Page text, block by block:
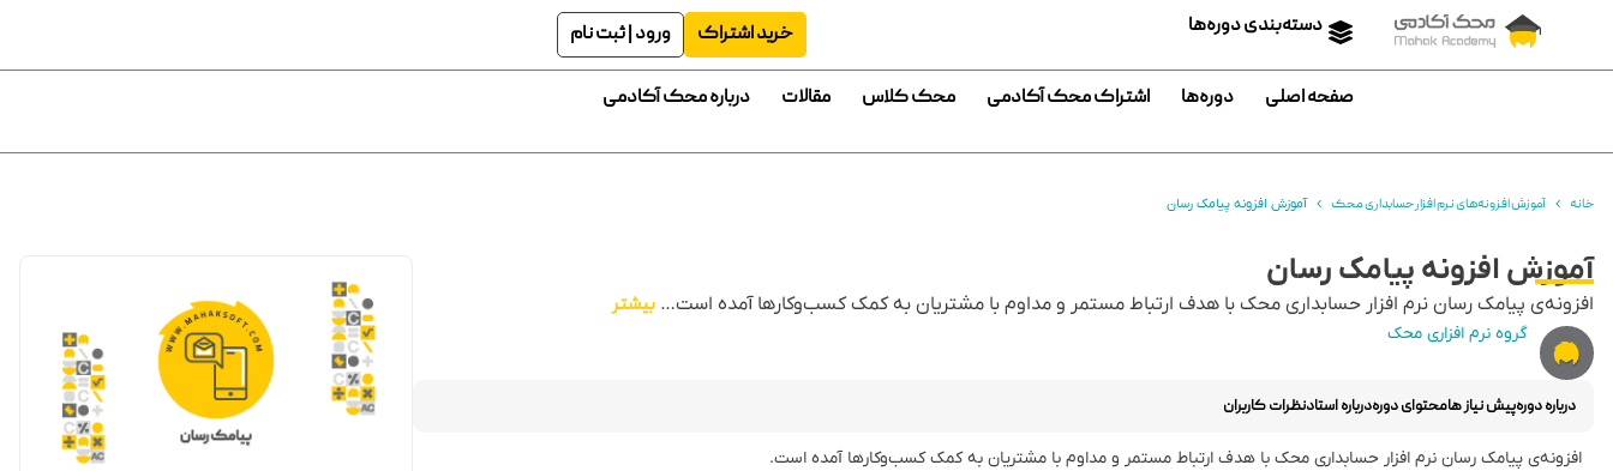
دسته‌بندی دوره‌ها خرید اشتراک ورود | ثبت نام
صفحه اصلی دوره‌ها اشتراک محک آکادمی محک کلاس مقالات درباره محک آکادمی
خانه آموزش افزونه‌های نرم افزار حسابداری محک آموزش افزونه پیامک رسان
آموزش افزونه پیامک رسان
افزونه‌ی پیامک رسان نرم افزار حسابداری محک با هدف ارتباط مستمر و مداوم با مشتریان به کمک کسب‌وکارها آمده است… بیشتر
گروه نرم افزاری محک
درباره دورهپیش نیاز هامحتوای دورهدرباره استادنظرات کاربران
افزونه‌ی پیامک رسان نرم افزار حسابداری محک با هدف ارتباط مستمر و مداوم با مشتریان به کمک کسب‌وکارها آمده است.